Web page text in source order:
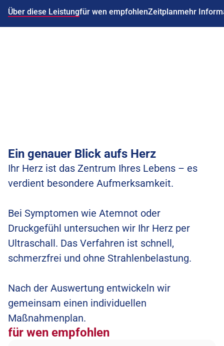
Über diese Leistungfür wen empfohlenZeitplanmehr
Ein genauer Blick aufs Herz
Ihr Herz ist das Zentrum Ihres Lebens – es
verdient besondere Aufmerksamkeit.
Bei Symptomen wie Atemnot oder
Druckgefühl untersuchen wir Ihr Herz per
Ultraschall. Das Verfahren ist schnell,
schmerzfrei und ohne Strahlenbelastung.
Nach der Auswertung entwickeln wir
gemeinsam einen individuellen
Maßnahmenplan.
für wen empfohlen